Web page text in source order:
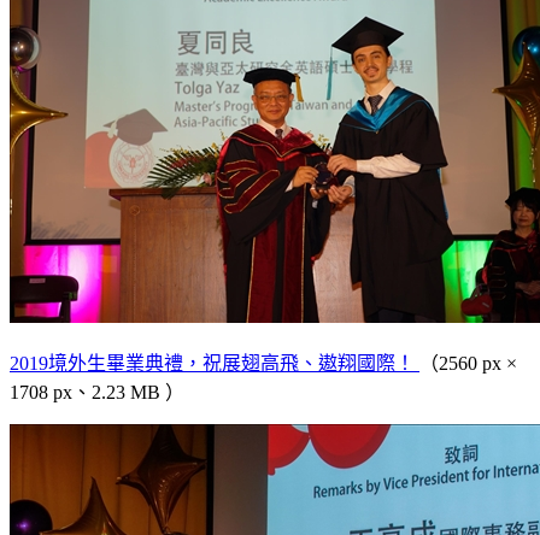
2019境外生畢業典禮，祝展翅高飛、遨翔國際！
（2560 px ×
1708 px、2.23 MB ）